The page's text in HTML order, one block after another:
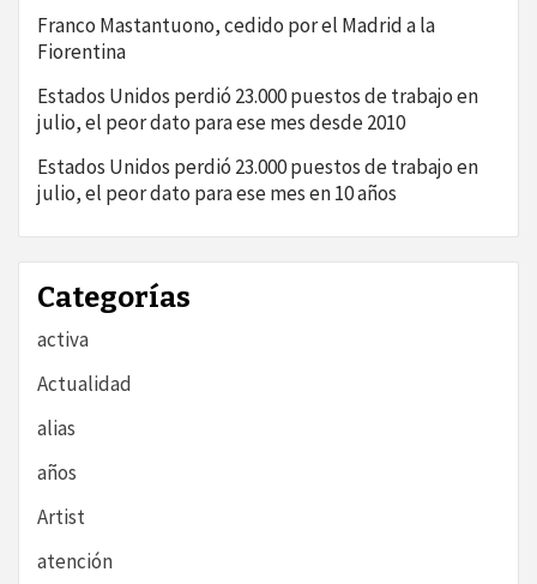
Franco Mastantuono, cedido por el Madrid a la
Fiorentina
Estados Unidos perdió 23.000 puestos de trabajo en
julio, el peor dato para ese mes desde 2010
Estados Unidos perdió 23.000 puestos de trabajo en
julio, el peor dato para ese mes en 10 años
Categorías
activa
Actualidad
alias
años
Artist
atención